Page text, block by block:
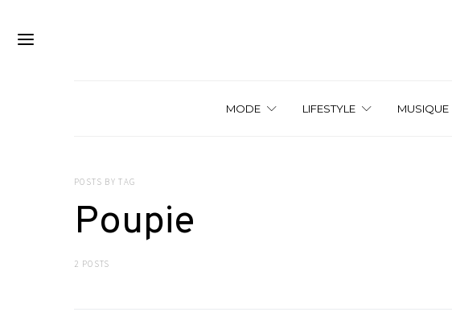
MODE LIFESTYLE MUSIQUE
POSTS BY TAG
Poupie
2 POSTS